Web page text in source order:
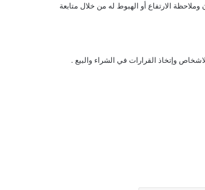
الارتفاع أو الهبوط له من خلال متابعة
وإتخاذ القرارات في الشراء والبيع .